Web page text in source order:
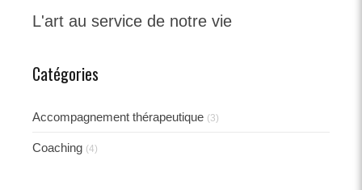
L'art au service de notre vie
Catégories
Accompagnement thérapeutique (3)
Coaching (4)